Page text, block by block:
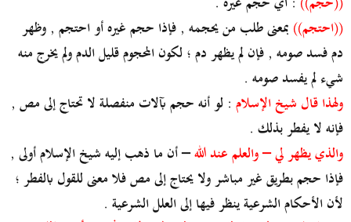
((احتجم)) بمعنى طلب من يحجمه , فإذا حجم غيره أو احتجم , وظهر
دم فسد صومه , فإن لم يظهر دم ؛ لكون المحجوم قليل الدم ولم يخرج منه
شيء لم يفسد صومه .
ولهذا قال شيخ الإسلام : لو أنه حجم بآلات منفصلة لا تحتاج إلى مص ,
فإنه لا يفطر بذلك .
والذي يظهر لي – والعلم عند الله– أن ما ذهب إليه شيخ الإسلام أولى ,
فإذا حجم بطريق غير مباشر ولا يحتاج إلى مص فلا معنى للقول بالفطر ؛
لأن الأحكام الشرعية ينظر فيها إلى العلل الشرعية .